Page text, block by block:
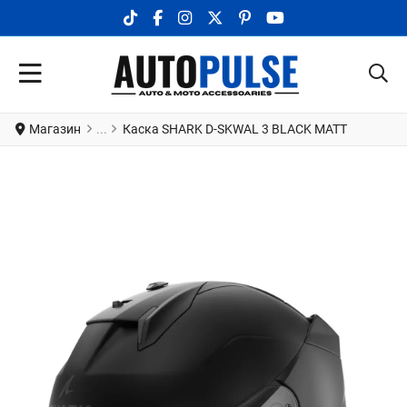
TIKTOK SOCIAL LINK
FACEBOOK SOCIAL LINK
INSTAGRAM SOCIAL LINK
X.COM SOCIAL LINK
PINTEREST SOCIAL LINK
YOUTUBE SOCIAL
Магазин Каска SHARK D-SKWAL 3 BLACK MATT